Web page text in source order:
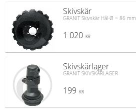
Skivskär
GRANIT Skivskär Hål-Ø = 86 mm
1 020 KR
Skivskärlager
GRANIT SKIVSKÄRLAGER
199 KR